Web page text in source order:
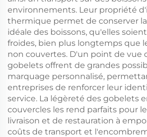
environnements. Leur propriété
thermique permet de conserver
idéale des boissons, qu'elles
froides, bien plus longtemps que
non couvertes. D'un point de vue
gobelets offrent de grandes
marquage personnalisé,
entreprises de renforcer leur
service. La légèreté des gobelets
couvercles les rend parfaits pour
livraison et de restauration à
coûts de transport et